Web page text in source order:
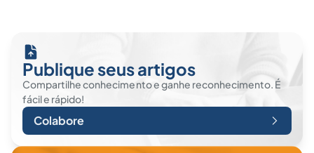
Publique seus artigos
Compartilhe conhecimento e ganhe reconhecimento. É
fácil e rápido!
Colabore